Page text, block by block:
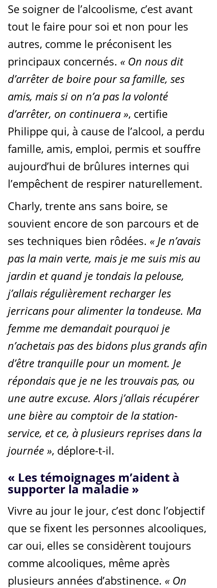
Se soigner de l’alcoolisme, c’est avant
tout le faire pour soi et non pour les
autres, comme le préconisent les
principaux concernés. « On nous dit
d’arrêter de boire pour sa famille, ses
amis, mais si on n’a pas la volonté
d’arrêter, on continuera », certifie
Philippe qui, à cause de l’alcool, a perdu
famille, amis, emploi, permis et souffre
aujourd’hui de brûlures internes qui
l’empêchent de respirer naturellement.
Charly, trente ans sans boire, se
souvient encore de son parcours et de
ses techniques bien rôdées. « Je n’avais
pas la main verte, mais je me suis mis au
jardin et quand je tondais la pelouse,
j’allais régulièrement recharger les
jerricans pour alimenter la tondeuse. Ma
femme me demandait pourquoi je
n’achetais pas des bidons plus grands afin
d’être tranquille pour un moment. Je
répondais que je ne les trouvais pas, ou
une autre excuse. Alors j’allais récupérer
une bière au comptoir de la station-
service, et ce, à plusieurs reprises dans la
journée », déplore-t-il.
« Les témoignages m’aident à
supporter la maladie »
Vivre au jour le jour, c’est donc l’objectif
que se fixent les personnes alcooliques,
car oui, elles se considèrent toujours
comme alcooliques, même après
plusieurs années d’abstinence. « On